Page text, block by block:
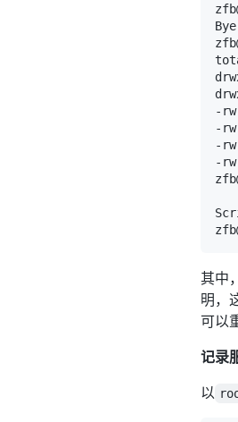
-
-
-
-
其中
明，
可以
记录
以